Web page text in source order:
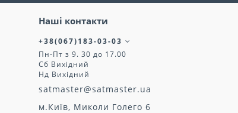
Наші контакти
+38(067)183-03-03
Пн-Пт з 9. 30 до 17.00
Сб Вихідний
Нд Вихідний
satmaster@satmaster.ua
м.Київ, Миколи Голего 6